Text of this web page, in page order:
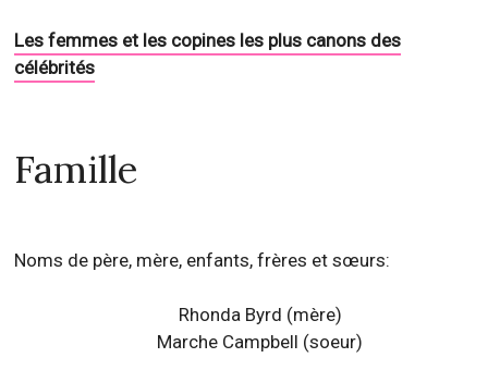
Les femmes et les copines les plus canons des
célébrités
Famille
Noms de père, mère, enfants, frères et sœurs:
Rhonda Byrd (mère)
Marche Campbell (soeur)